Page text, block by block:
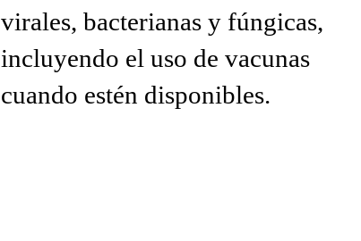
virales, bacterianas y fúngicas,
incluyendo el uso de vacunas
cuando estén disponibles.